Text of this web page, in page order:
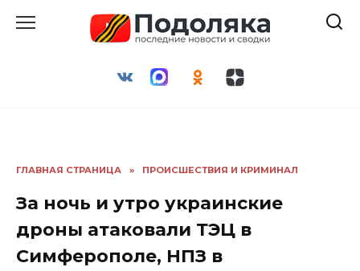
ГЛАВНАЯ СТРАНИЦА » ПРОИСШЕСТВИЯ И КРИМИНАЛ
За ночь и утро украинские
дроны атаковали ТЭЦ в
Симферополе, НПЗ в